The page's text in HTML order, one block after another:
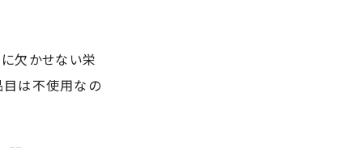
欠かせない栄
目は不使用なの